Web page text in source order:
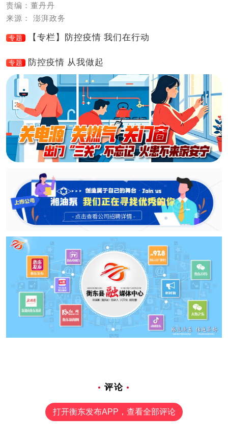
责编：董丹丹
来源： 澎湃政务
专题 【专栏】防控疫情 我们在行动
专题 防控疫情 从我做起
评论
打开衡东发布APP，查看全部评论